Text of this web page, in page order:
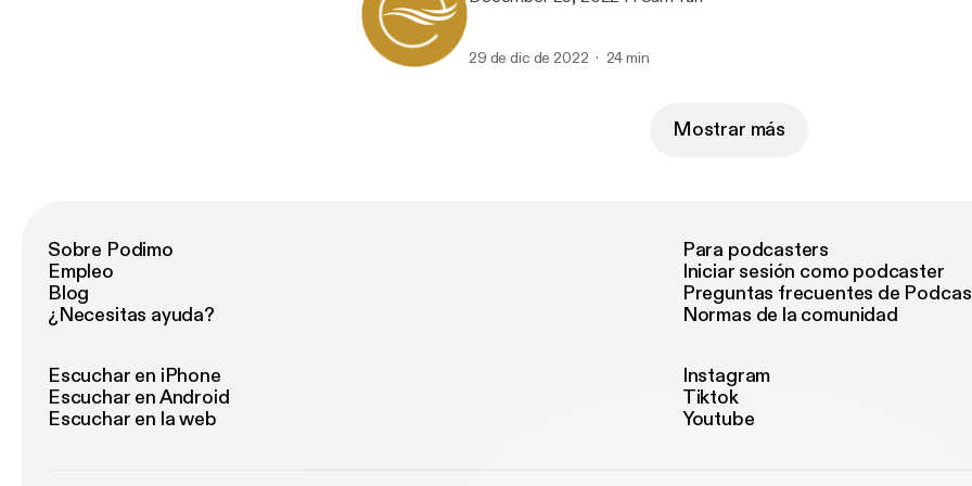
29 de dic de 2022 24 min
Mostrar más
Sobre Podimo
Empleo
Blog
¿Necesitas ayuda?
Para podcasters
Iniciar sesión como podcaster
Preguntas frecuentes de
Normas de la comunidad
Escuchar en iPhone
Escuchar en Android
Escuchar en la web
Instagram
Tiktok
Youtube